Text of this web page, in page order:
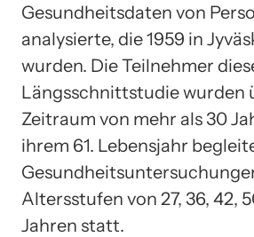
Gesundheitsdaten von
analysierte, die 1959 in
wurden. Die Teilnehmer
Längsschnittstudie wurden
Zeitraum von mehr als 30
ihrem 61. Lebensjahr
Altersstufen von 27, 36, 42,
Jahren statt.